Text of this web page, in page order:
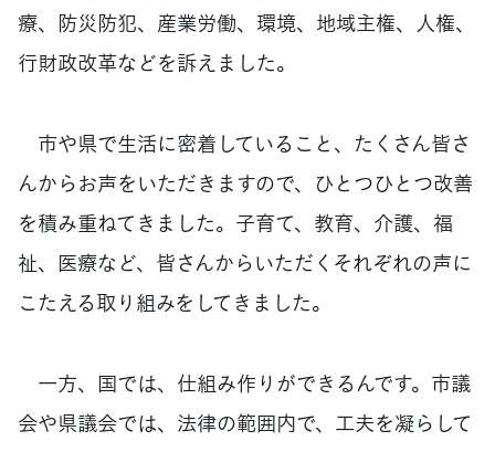
療、防災防犯、産業労働、環境、地域主権、人権、
行財政改革などを訴えました。
市や県で生活に密着していること、たくさん皆さ
んからお声をいただきますので、ひとつひとつ改善
を積み重ねてきました。子育て、教育、介護、福
祉、医療など、皆さんからいただくそれぞれの声に
こたえる取り組みをしてきました。
一方、国では、仕組み作りができるんです。市議
会や県議会では、法律の範囲内で、工夫を凝らして